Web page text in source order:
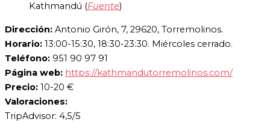
Kathmandú (Fuente)
Dirección: Antonio Girón, 7, 29620, Torremolinos.
Horario: 13:00-15:30, 18:30-23:30. Miércoles cerrado.
Teléfono: 951 90 97 91
Página web: https://kathmandutorremolinos.com/
Precio: 10-20 €
Valoraciones:
TripAdvisor: 4,5/5